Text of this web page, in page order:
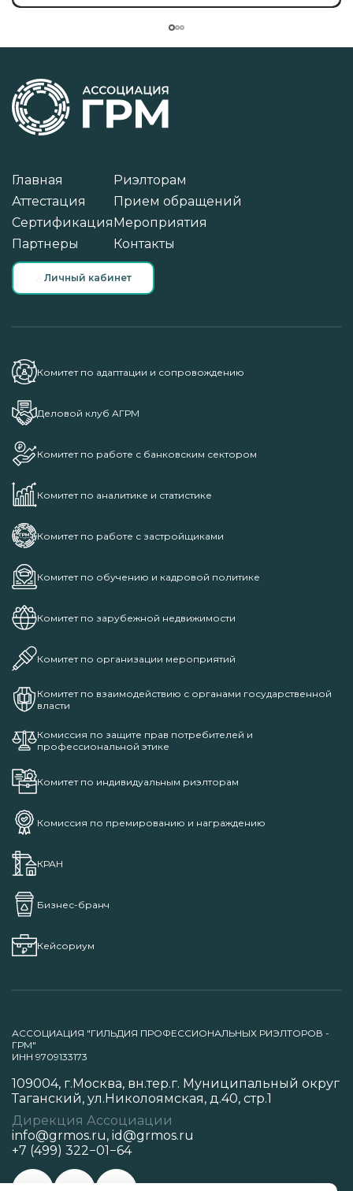
Главная
Аттестация
Сертификация
Партнеры
Риэлторам
Прием обращений
Мероприятия
Контакты
Личный кабинет
Комитет по адаптации и сопровождению
Деловой клуб АГРМ
Комитет по работе с банковским сектором
Комитет по аналитике и статистике
Комитет по работе с застройщиками
Комитет по обучению и кадровой политике
Комитет по зарубежной недвижимости
Комитет по организации мероприятий
Комитет по взаимодействию с органами государственной
власти
Комиссия по защите прав потребителей и
профессиональной этике
Комитет по индивидуальным риэлторам
Комиссия по премированию и награждению
КРАН
Бизнес-бранч
Кейсориум
АССОЦИАЦИЯ "ГИЛЬДИЯ ПРОФЕССИОНАЛЬНЫХ РИЭЛТОРОВ -
ГРМ"
ИНН 9709133173
109004, г.Москва, вн.тер.г. Муниципальный округ
Таганский, ул.Николоямская, д.40, стр.1
Дирекция Ассоциации
info@grmos.ru, id@grmos.ru
+7 (499) 322−01−64